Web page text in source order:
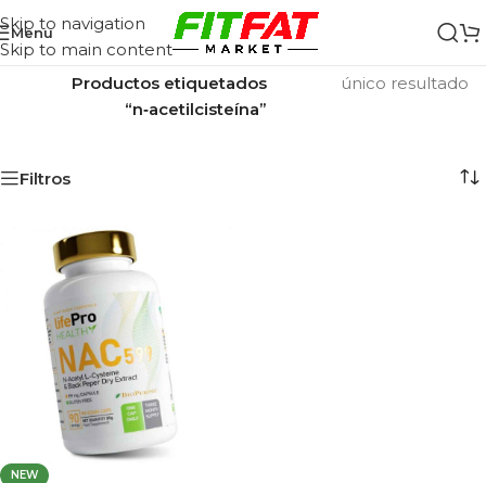
Skip to navigation
Skip to main content
Menu
Inicio/
Productos etiquetados
“n‑acetilcisteína”
único resultado
Filtros
NEW